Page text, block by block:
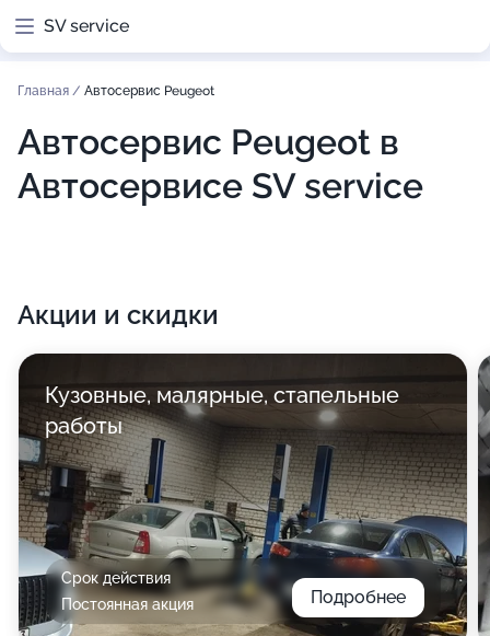
SV service
Главная / Автосервис Peugeot
Автосервис Peugeot в
Автосервисе SV service
Акции и скидки
Кузовные, малярные, стапельные
работы
Срок действия
Постоянная акция
Подробнее